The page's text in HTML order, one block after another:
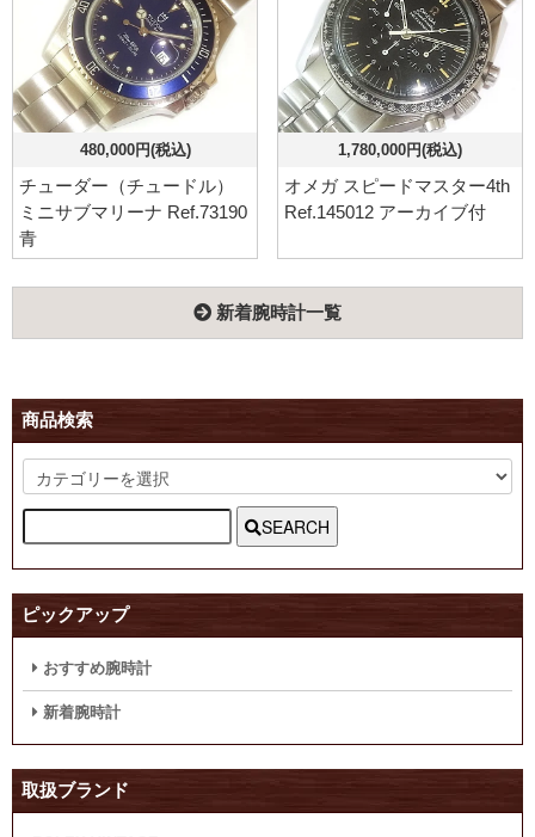
480,000円(税込)
チューダー（チュードル）
ミニサブマリーナ Ref.73190
青
1,780,000円(税込)
オメガ スピードマスター4th
Ref.145012 アーカイブ付
新着腕時計一覧
商品検索
SEARCH
ピックアップ
おすすめ腕時計
新着腕時計
取扱ブランド